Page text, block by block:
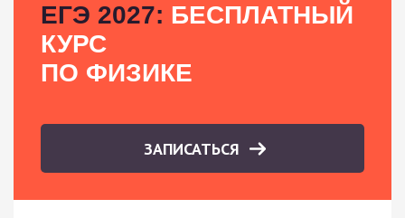
ЕГЭ 2027: БЕСПЛАТНЫЙ
КУРС
ПО ФИЗИКЕ
ЗАПИСАТЬСЯ